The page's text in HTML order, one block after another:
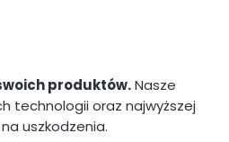
produktów.Nasze
technologii oraz najwyższej
uszkodzenia.